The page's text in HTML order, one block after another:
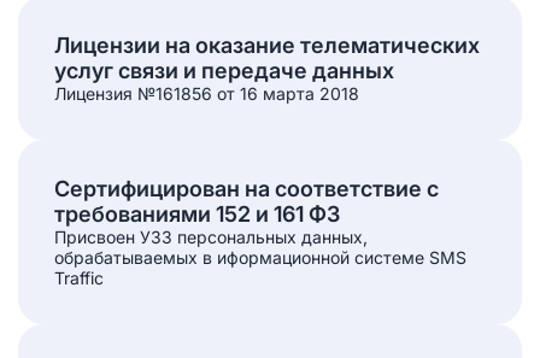
Лицензии на оказание телематических
услуг связи и передаче данных
Лицензия №161856 от 16 марта 2018
Сертифицирован на соответствие с
требованиями 152 и 161 ФЗ
Присвоен УЗ3 персональных данных,
обрабатываемых в иформационной системе SMS
Traffic